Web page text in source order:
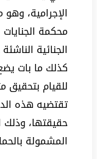
الإجرامية،
محكمة
الجنائية
كذلك ما بات
للقيام بتحقيق
تقتضيه هذه
حقيقتها، وذلك
المشمولة